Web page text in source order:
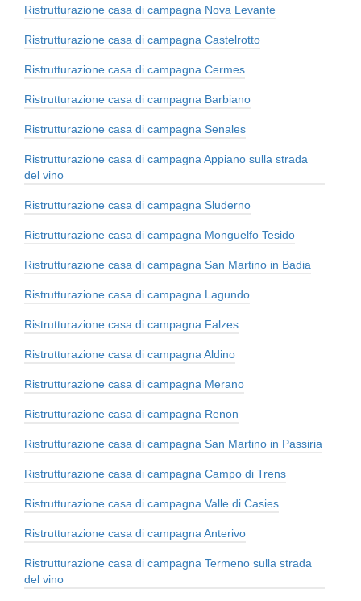
Ristrutturazione casa di campagna Nova Levante
Ristrutturazione casa di campagna Castelrotto
Ristrutturazione casa di campagna Cermes
Ristrutturazione casa di campagna Barbiano
Ristrutturazione casa di campagna Senales
Ristrutturazione casa di campagna Appiano sulla strada
del vino
Ristrutturazione casa di campagna Sluderno
Ristrutturazione casa di campagna Monguelfo Tesido
Ristrutturazione casa di campagna San Martino in Badia
Ristrutturazione casa di campagna Lagundo
Ristrutturazione casa di campagna Falzes
Ristrutturazione casa di campagna Aldino
Ristrutturazione casa di campagna Merano
Ristrutturazione casa di campagna Renon
Ristrutturazione casa di campagna San Martino in Passiria
Ristrutturazione casa di campagna Campo di Trens
Ristrutturazione casa di campagna Valle di Casies
Ristrutturazione casa di campagna Anterivo
Ristrutturazione casa di campagna Termeno sulla strada
del vino